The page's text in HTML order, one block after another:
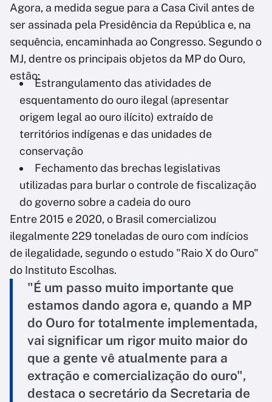
Agora, a medida segue para a Casa Civil antes de
ser assinada pela Presidência da República e, na
sequência, encaminhada ao Congresso. Segundo o
MJ, dentre os principais objetos da MP do Ouro,
estão:
Estrangulamento das atividades de
esquentamento do ouro ilegal (apresentar
origem legal ao ouro ilícito) extraído de
territórios indígenas e das unidades de
conservação
Fechamento das brechas legislativas
utilizadas para burlar o controle de fiscalização
do governo sobre a cadeia do ouro
Entre 2015 e 2020, o Brasil comercializou
ilegalmente 229 toneladas de ouro com indícios
de ilegalidade, segundo o estudo "Raio X do Ouro"
do Instituto Escolhas.
"É um passo muito importante que
estamos dando agora e, quando a MP
do Ouro for totalmente implementada,
vai significar um rigor muito maior do
que a gente vê atualmente para a
extração e comercialização do ouro",
destaca o secretário da Secretaria de